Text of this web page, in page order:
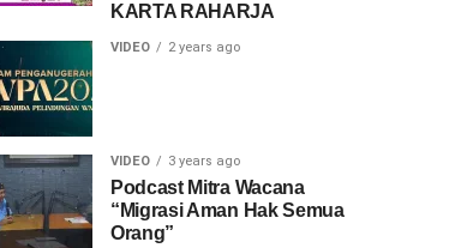
KARTA RAHARJA
VIDEO 2 years ago
VIDEO 3 years ago
Podcast Mitra Wacana
“Migrasi Aman Hak Semua
Orang”